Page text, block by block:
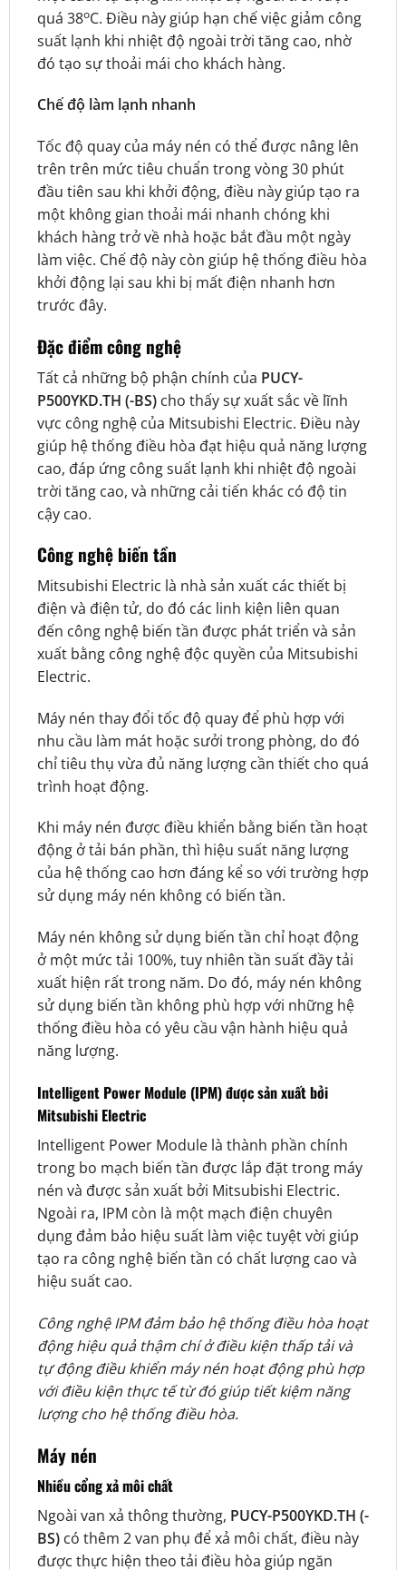
quá 38oC. Điều này giúp hạn chế việc giảm công
suất lạnh khi nhiệt độ ngoài trời tăng cao, nhờ
đó tạo sự thoải mái cho khách hàng.
Chế độ làm lạnh nhanh
Tốc độ quay của máy nén có thể được nâng lên
trên trên mức tiêu chuẩn trong vòng 30 phút
đầu tiên sau khi khởi động, điều này giúp tạo ra
một không gian thoải mái nhanh chóng khi
khách hàng trở về nhà hoặc bắt đầu một ngày
làm việc. Chế độ này còn giúp hệ thống điều hòa
khởi động lại sau khi bị mất điện nhanh hơn
trước đây.
Đặc điểm công nghệ
Tất cả những bộ phận chính của PUCY-
P500YKD.TH (-BS)cho thấy sự xuất sắc về lĩnh
vực công nghệ của Mitsubishi Electric. Điều này
giúp hệ thống điều hòa đạt hiệu quả năng lượng
cao, đáp ứng công suất lạnh khi nhiệt độ ngoài
trời tăng cao, và những cải tiến khác có độ tin
cậy cao.
Công nghệ biến tần
Mitsubishi Electric là nhà sản xuất các thiết bị
điện và điện tử, do đó các linh kiện liên quan
đến công nghệ biến tần được phát triển và sản
xuất bằng công nghệ độc quyền của Mitsubishi
Electric.
Máy nén thay đổi tốc độ quay để phù hợp với
nhu cầu làm mát hoặc sưởi trong phòng, do đó
chỉ tiêu thụ vừa đủ năng lượng cần thiết cho quá
trình hoạt động.
Khi máy nén được điều khiển bằng biến tần hoạt
động ở tải bán phần, thì hiệu suất năng lượng
của hệ thống cao hơn đáng kể so với trường hợp
sử dụng máy nén không có biến tần.
Máy nén không sử dụng biến tần chỉ hoạt động
ở một mức tải 100%, tuy nhiên tần suất đầy tải
xuất hiện rất trong năm. Do đó, máy nén không
sử dụng biến tần không phù hợp với những hệ
thống điều hòa có yêu cầu vận hành hiệu quả
năng lượng.
Intelligent Power Module (IPM) được sản xuất bởi
Mitsubishi Electric
Intelligent Power Module là thành phần chính
trong bo mạch biến tần được lắp đặt trong máy
nén và được sản xuất bởi Mitsubishi Electric.
Ngoài ra, IPM còn là một mạch điện chuyên
dụng đảm bảo hiệu suất làm việc tuyệt vời giúp
tạo ra công nghệ biến tần có chất lượng cao và
hiệu suất cao.
Công nghệ IPM đảm bảo hệ thống điều hòa hoạt
động hiệu quả thậm chí ở điều kiện thấp tải và
tự động điều khiển máy nén hoạt động phù hợp
với điều kiện thực tế từ đó giúp tiết kiệm năng
lượng cho hệ thống điều hòa.
Máy nén
Nhiều cổng xả môi chất
Ngoài van xả thông thường, PUCY-P500YKD.TH (-
BS) có thêm 2 van phụ để xả môi chất, điều này
được thực hiện theo tải điều hòa giúp ngăn